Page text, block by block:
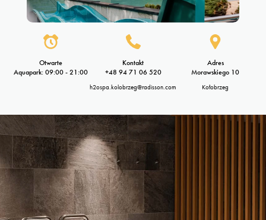
Otwarte
Aquapark: 09:00 - 21:00
Kontakt
+48 94 71 06 520
h2ospa.kolobrzeg@radisson.com
Adres
Morawskiego 10
Kołobrzeg